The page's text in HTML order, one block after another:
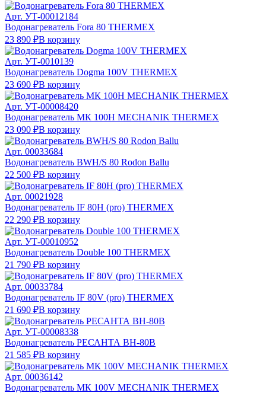
Арт. УТ-00012184
Водонагреватель Fora 80 THERMEX
23 890 ₽В корзину
Арт. УТ-0010139
Водонагреватель Dogma 100V THERMEX
23 690 ₽В корзину
Арт. УТ-00008420
Водонагреватель МК 100H MECHANIK THERMEX
23 090 ₽В корзину
Арт. 00033684
Водонагреватель BWH/S 80 Rodon Ballu
22 500 ₽В корзину
Арт. 00021928
Водонагреватель IF 80H (pro) THERMEX
22 290 ₽В корзину
Арт. УТ-00010952
Водонагреватель Double 100 THERMEX
21 790 ₽В корзину
Арт. 00033784
Водонагреватель IF 80V (pro) THERMEX
21 690 ₽В корзину
Арт. УТ-00008338
Водонагреватель РЕСАНТА ВН-80В
21 585 ₽В корзину
Арт. 00036142
Водонагреватель МК 100V MECHANIK THERMEX